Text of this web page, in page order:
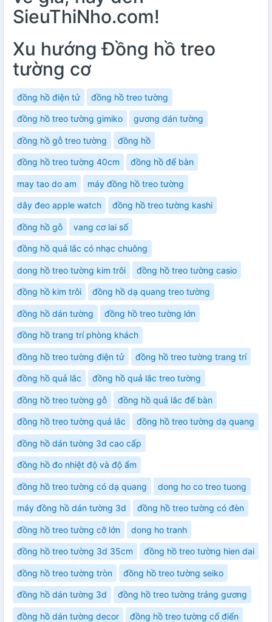
SieuThiNho.com!
Xu hướng Đồng hồ treo
tường cơ
đồng hồ điện tử đồng hồ treo tường
đồng hồ treo tường gimiko gương dán tường
đồng hồ gỗ treo tường đồng hồ
đồng hồ treo tường 40cm đồng hồ để bàn
may tao do am máy đồng hồ treo tường
dây đeo apple watch đồng hồ treo tường kashi
đồng hồ gỗ vang cơ lai số
đồng hồ quả lắc có nhạc chuông
dong hồ treo tường kim trôi đồng hồ treo tường casio
đồng hồ kim trôi đồng hồ dạ quang treo tường
đồng hồ dán tường đồng hồ treo tường lớn
đồng hồ trang trí phòng khách
đồng hồ treo tường điện tử đồng hồ treo tường trang trí
đồng hồ quả lắc đồng hồ quả lắc treo tường
đồng hồ treo tường gỗ đồng hồ quả lắc để bàn
đồng hồ treo tường quả lắc đồng hồ treo tường dạ quang
đồng hồ dán tường 3d cao cấp
đồng hồ đo nhiệt độ và độ ẩm
đồng hồ treo tường có dạ quang dong ho co treo tuong
máy đồng hồ dán tường 3d đồng hồ treo tường có đèn
đồng hồ treo tường cỡ lớn dong ho tranh
đồng hồ treo tường 3d 35cm đồng hồ treo tường hien dai
đồng hồ treo tường tròn đồng hồ treo tường seiko
đồng hồ dán tường 3d đồng hồ treo tường tráng gương
đồng hồ dán tường decor đồng hồ treo tường cổ điển